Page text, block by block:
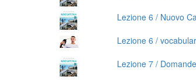
Lezione 6 / Nuovo
Lezione 6 /
Lezione 7 /